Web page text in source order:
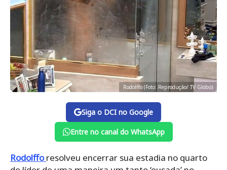
Rodolffo (Foto: Reprodução/ TV Globo)
Siga o DCI no Google
Entre no canal do WhatsApp
Rodolffo resolveu encerrar sua estadia no quarto